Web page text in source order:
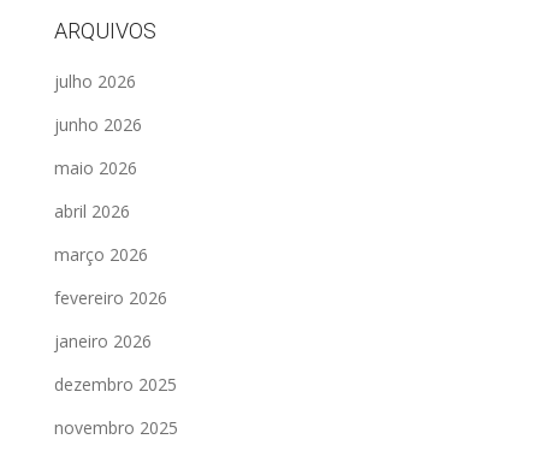
ARQUIVOS
julho 2026
junho 2026
maio 2026
abril 2026
março 2026
fevereiro 2026
janeiro 2026
dezembro 2025
novembro 2025